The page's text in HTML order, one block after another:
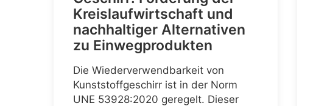
Kreislaufwirtschaft und
nachhaltiger Alternativen
zu Einwegprodukten
Die Wiederverwendbarkeit von
Kunststoffgeschirr ist in der Norm
UNE 53928:2020 geregelt. Dieser